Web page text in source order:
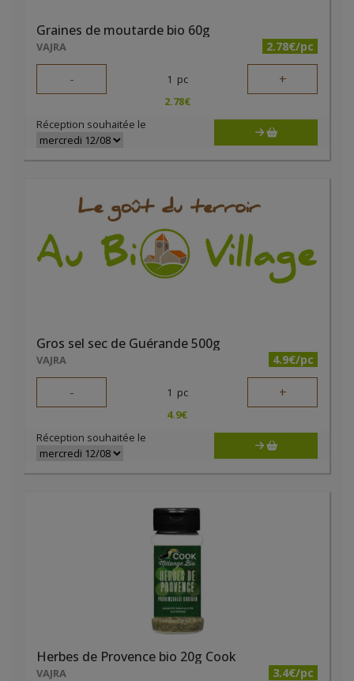
Graines de moutarde bio 60g
VAJRA 2.78€/pc
- 1 pc +
2.78€
Réception souhaitée le
Gros sel sec de Guérande 500g
VAJRA 4.9€/pc
- 1 pc +
4.9€
Réception souhaitée le
Herbes de Provence bio 20g Cook
VAJRA 3.4€/pc